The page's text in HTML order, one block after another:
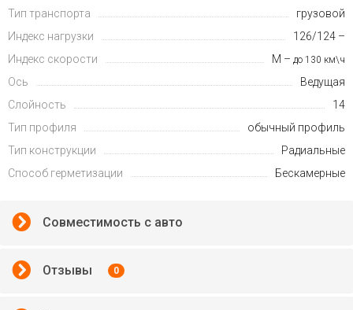
Тип транспорта
грузовой
Индекс нагрузки
126/124 –
Индекс скорости
M – до 130 км\ч
Ось
Ведущая
Слойность
14
Тип профиля
обычный профиль
Тип конструкции
Радиальные
Способ герметизации
Бескамерные
Совместимость с авто
Отзывы 0